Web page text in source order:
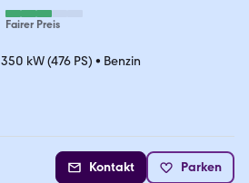
Fairer Preis
350 kW (476 PS) • Benzin
Kontakt Parken